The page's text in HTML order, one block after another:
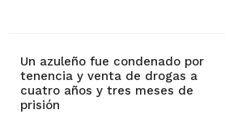
Un azuleño fue condenado por
tenencia y venta de drogas a
cuatro años y tres meses de
prisión